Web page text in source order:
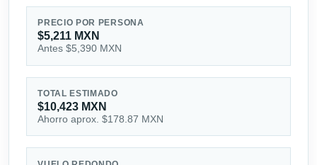
PRECIO POR PERSONA
$5,211 MXN
Antes $5,390 MXN
TOTAL ESTIMADO
$10,423 MXN
Ahorro aprox. $178.87 MXN